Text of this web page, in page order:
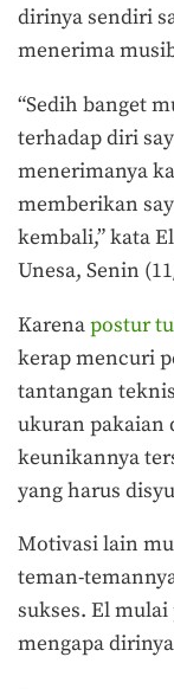
dirinya sendiri
menerima
“Sedih banget
terhadap diri
menerimanya
memberikan
kembali,” kata
Unesa, Senin
Karenapostur
kerap mencuri
tantangan
ukuran pakaian
keunikannya
yang harus
Motivasi lain
teman-
sukses. El
mengapa